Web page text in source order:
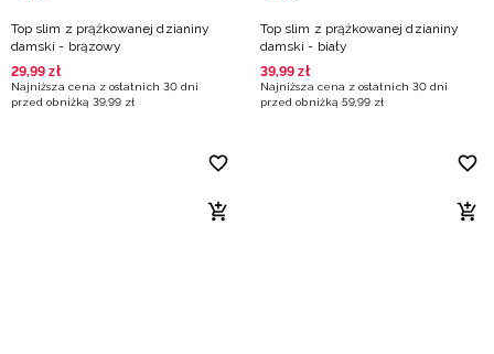
Top slim z prążkowanej dzianiny
damski - brązowy
29,99 zł
Najniższa cena z ostatnich 30 dni
przed obniżką 39,99 zł
Top slim z prążkowanej dzianiny
damski - biały
39,99 zł
Najniższa cena z ostatnich 30 dni
przed obniżką 59,99 zł